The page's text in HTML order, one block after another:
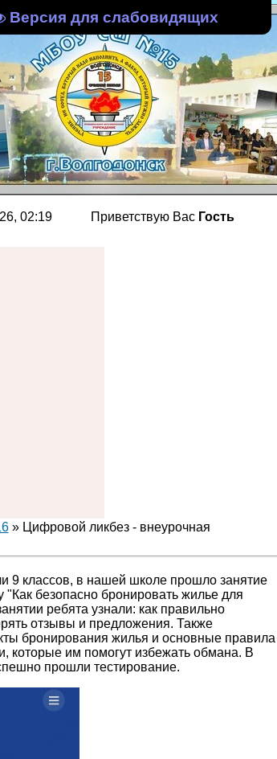
Версия для слабовидящих
02:19 Приветствую Вас Гость
» Цифровой ликбез - внеурочная
9 классов, в нашей школе прошло занятие
безопасно бронировать жилье для
ребята узнали: как правильно
отзывы и предложения. Также
бронирования жилья и основные правила
которые им помогут избежать обмана. В
прошли тестирование.